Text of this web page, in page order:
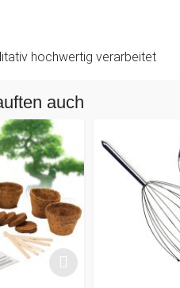
hochwertig verarbeitet
auch